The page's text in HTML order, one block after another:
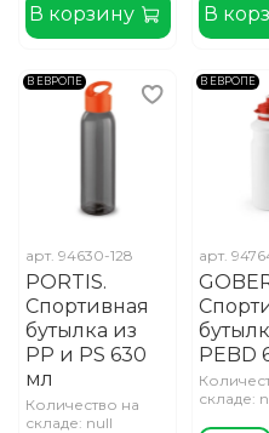
В корзину В
В ЕВРОПЕ
арт. 94630-128
PORTIS.
Спортивная
бутылка из
PP и PS 630
мл
Количество на
складе: null
В ЕВРОПЕ
арт.
PEBD
складе: